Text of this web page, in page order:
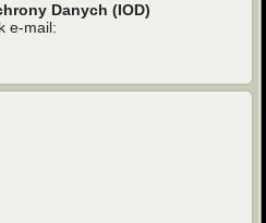
Danych (IOD)
e-mail: